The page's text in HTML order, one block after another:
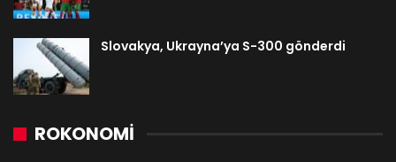
Slovakya, Ukrayna’ya S-300 gönderdi
ROKONOMİ